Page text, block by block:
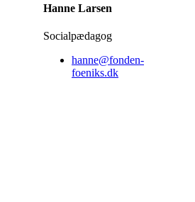
Hanne Larsen
Socialpædagog
hanne@fonden-
foeniks.dk